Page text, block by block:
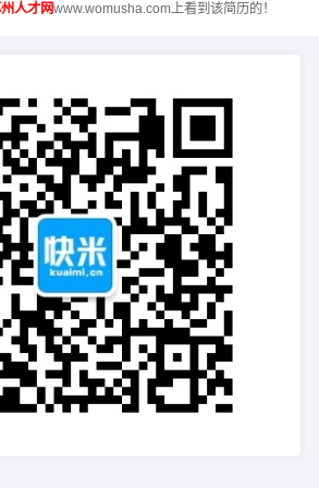
人才网www.womusha.com上看到该简历的！